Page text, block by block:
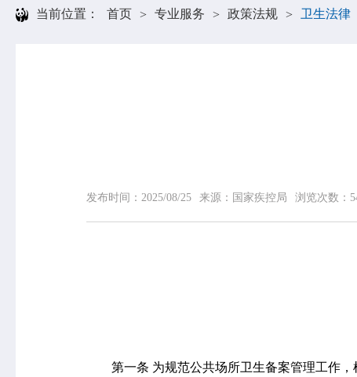
中心简介
领导信息
当前位置： 首页 > 专业服务 > 政策法规 > 卫生法律
发布时间： 2025/08/25 来源： 国家疾控局 浏览次数：
第一条 为规范公共场所卫生备案管理工作